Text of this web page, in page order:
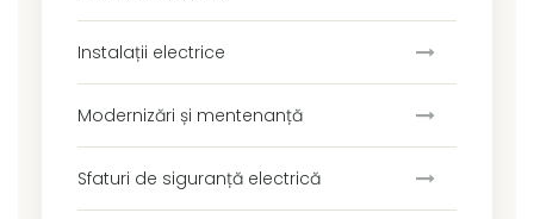
Instalații electrice
Modernizări și mentenanță
Sfaturi de siguranță electrică